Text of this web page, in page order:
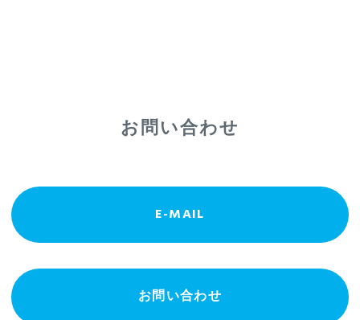
お問い合わせ
E-MAIL
お問い合わせ